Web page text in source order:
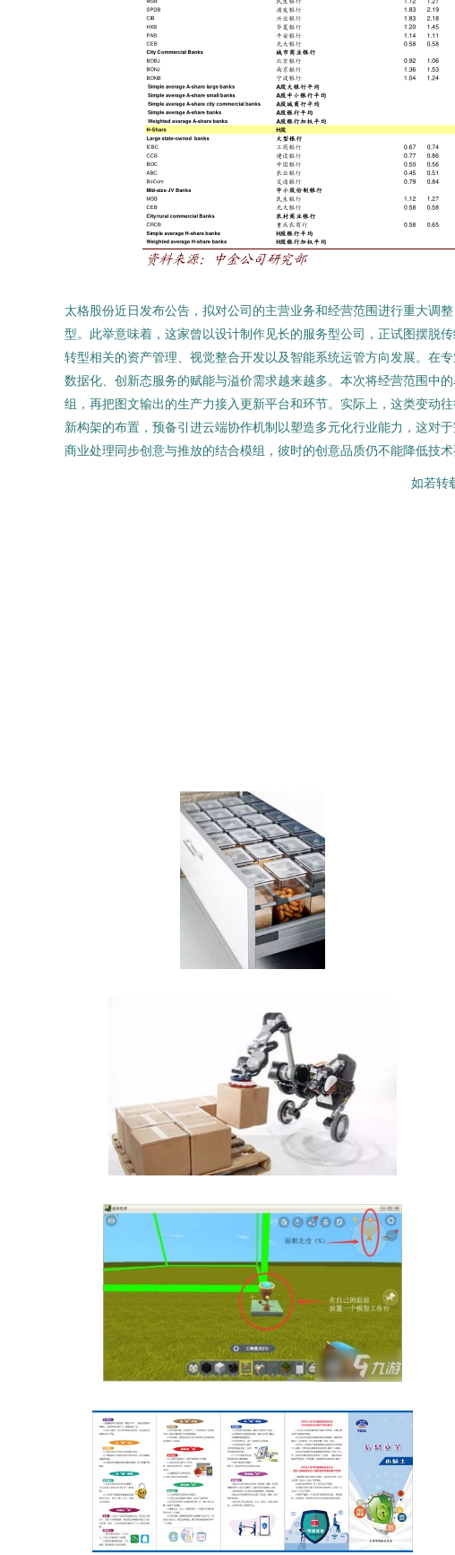
太格股份近日发布公告，拟对公司的主营业务和经营范围进行重大调
型。此举意味着，这家曾以设计制作见长的服务型公司，正试图摆脱
转型相关的资产管理、视觉整合开发以及智能系统运管方向发展。在
数据化、创新态服务的赋能与溢价需求越来越多。本次将经营范围中
组，再把图文输出的生产力接入更新平台和环节。实际上，这类变动
新构架的布置，预备引进云端协作机制以塑造多元化行业能力，这对
商业处理同步创意与推放的结合模组，彼时的创意品质仍不能降低技
如若转